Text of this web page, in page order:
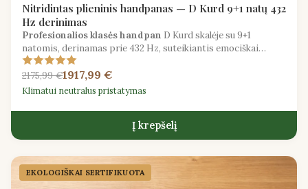
Nitridintas plieninis handpanas — D Kurd 9+1 natų 432
Hz derinimas
Profesionalios klasės handpan D Kurd skalėje su 9+1
natomis, derinamas prie 432 Hz, suteikiantis emociškai
turtingą, stabilizuojančią grojimo patirtį.
2175,99 €1917,99 €
Klimatui neutralus pristatymas
Į krepšelį
EKOLOGIŠKAI SERTIFIKUOTA